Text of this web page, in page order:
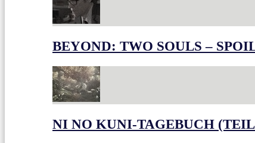
BEYOND: TWO SOULS –
NI NO KUNI-TAGEBUCH